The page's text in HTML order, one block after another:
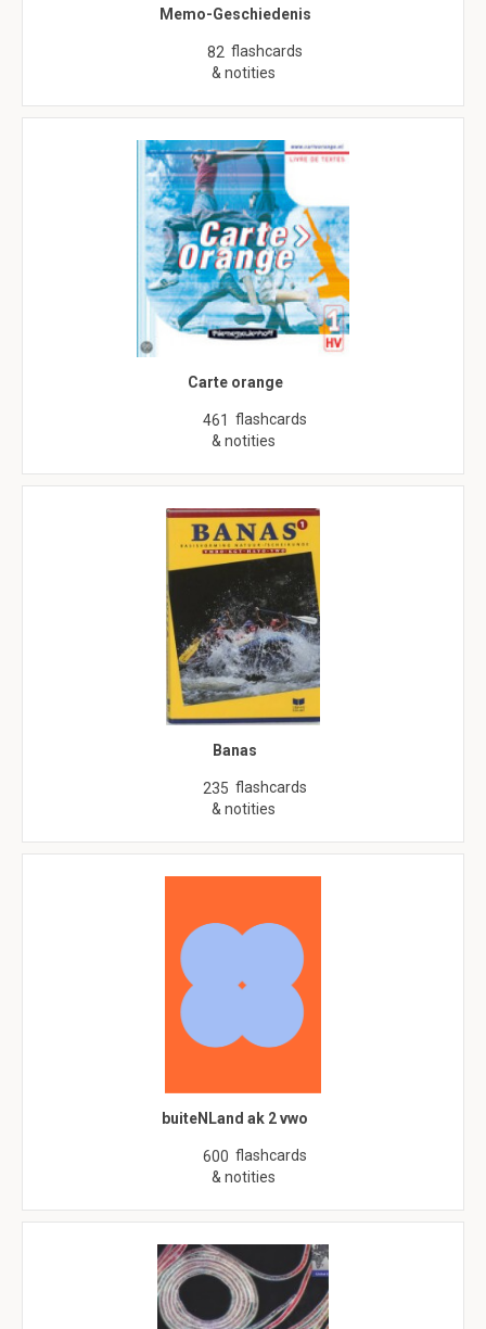
Memo-Geschiedenis
82 flashcards
& notities
Carte orange
461 flashcards
& notities
Banas
235 flashcards
& notities
buiteNLand ak 2 vwo
600 flashcards
& notities